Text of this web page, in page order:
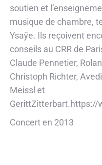
soutien et
musique de chambre,
Ysaÿe. Ils reçoivent
conseils au CRR de
Claude Pennetier,
Christoph Richter,
Meissl et
GerittZitterbart.https://
Concert en 2013